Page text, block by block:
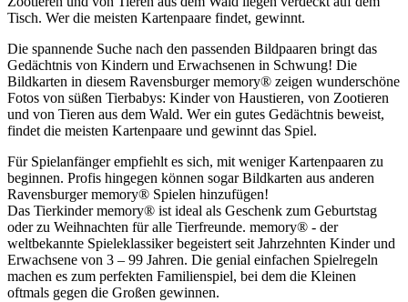
Tisch. Wer die meisten Kartenpaare findet, gewinnt.
Die spannende Suche nach den passenden Bildpaaren bringt das
Gedächtnis von Kindern und Erwachsenen in Schwung! Die
Bildkarten in diesem Ravensburger memory® zeigen wunderschöne
Fotos von süßen Tierbabys: Kinder von Haustieren, von Zootieren
und von Tieren aus dem Wald. Wer ein gutes Gedächtnis beweist,
findet die meisten Kartenpaare und gewinnt das Spiel.
Für Spielanfänger empfiehlt es sich, mit weniger Kartenpaaren zu
beginnen. Profis hingegen können sogar Bildkarten aus anderen
Ravensburger memory® Spielen hinzufügen!
Das Tierkinder memory® ist ideal als Geschenk zum Geburtstag
oder zu Weihnachten für alle Tierfreunde. memory® - der
weltbekannte Spieleklassiker begeistert seit Jahrzehnten Kinder und
Erwachsene von 3 – 99 Jahren. Die genial einfachen Spielregeln
machen es zum perfekten Familienspiel, bei dem die Kleinen
oftmals gegen die Großen gewinnen.